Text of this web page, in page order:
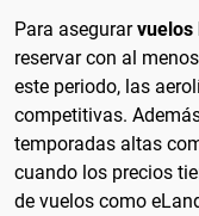
Para asegurarvuelos
reservar con al
este periodo, las
competitivas.
temporadas altas
cuando los precios
de vuelos como